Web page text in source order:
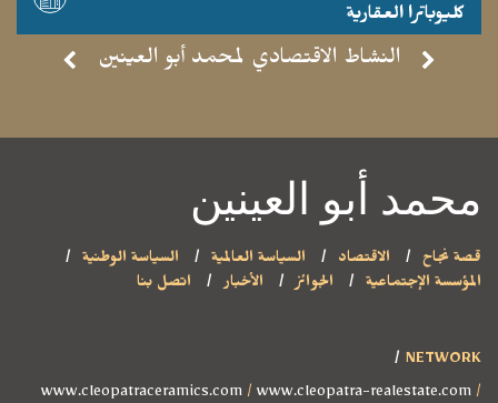
كليوباترا العقارية
- موقع مشاهدة -النشاط الاقتصادي لمحمد أبو العينين
محمد أبو العينين
قصة نجاح الاقتصاد السياسة العالمية
السياسة الوطنية
المؤسسة الإجتماعية
الجوائز الأخبار اتصل بنا
NETWORK
www.cleopatraceramics.com / www.cleopatra-realestate.com /